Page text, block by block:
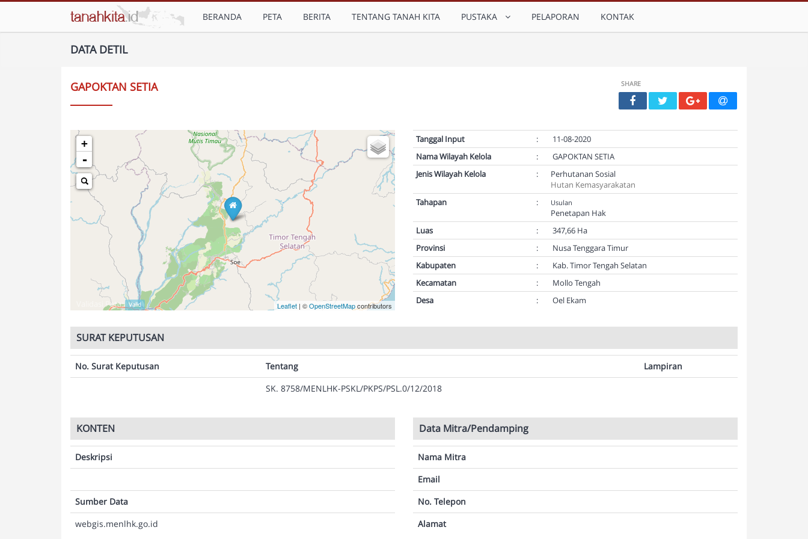
BERANDA PETA BERITA TENTANG TANAH KITA PUSTAKA PELAPORAN KONTAK
DATA DETIL
GAPOKTAN SETIA SHARE
+
-
Leaflet | ©OpenStreetMapcontributors
Validasi Peta: Valid
Tanggal Input :
11-08-2020
Nama Wilayah Kelola
:
GAPOKTAN SETIA
Jenis Wilayah Kelola
:
Perhutanan Sosial
Hutan Kemasyarakatan
Tahapan
: Usulan
Penetapan Hak
Luas
:
347,66 Ha
Provinsi
:
Nusa Tenggara Timur
Kabupaten
:
Kab. Timor Tengah Selatan
Kecamatan
:
Mollo Tengah
Desa
: Oel Ekam
SURAT KEPUTUSAN
No. Surat Keputusan Tentang
Lampiran
SK. 8758/MENLHK-PSKL/PKPS/PSL.0/12/2018
KONTEN
Deskripsi
Sumber Data
webgis.menlhk.go.id
Data Mitra/Pendamping
Nama Mitra
Email
No. Telepon
Alamat